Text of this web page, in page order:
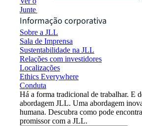
Junte-se à rede de talentos
Informação corporativa
Sobre a JLL
Sala de Imprensa
Sustentabilidade na JLL
Relações com investidores
Localizações
Ethics Everywhere
Conduta
Há a forma tradicional de trabalhar. E
abordagem JLL. Uma abordagem
humana. Descubra como pode
promissor com a JLL.